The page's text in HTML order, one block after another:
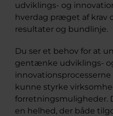
udviklings- og
hverdag præget af krav
resultater og bundlinje.
Du ser et behov for at
gentænke udviklings-
kunne styrke
forretningsmuligheder.
en helhed, der både